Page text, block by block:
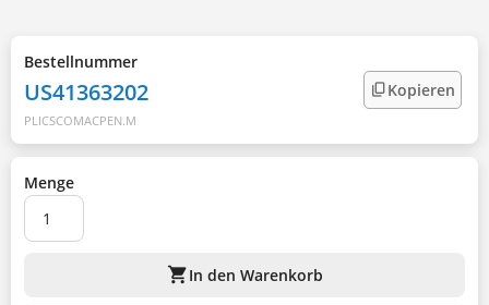
Bestellnummer
US41363202
PLICSCOMACPEN.M
Kopieren
Menge
shopping_cartIn den Warenkorb